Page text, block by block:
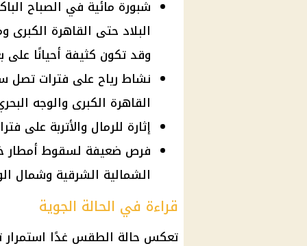
البلاد حتى القاهرة
وقد تكون كثيفة أحيانًا
القاهرة الكبرى والوجه
إثارة للرمال والأتربة
فرص ضعيفة لسقوط أمطار
الشمالية الشرقية وشمال
قراءة في الحالة الجوية
تعكس حالة الطقس غدًا استمرار